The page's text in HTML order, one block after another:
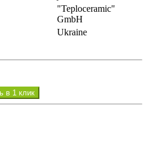
"Teploceramic"
GmbH
Ukraine
в 1 клик